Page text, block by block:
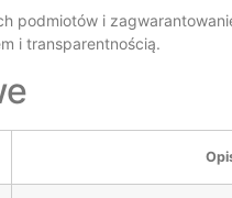
podmiotów i
i transparentnością.